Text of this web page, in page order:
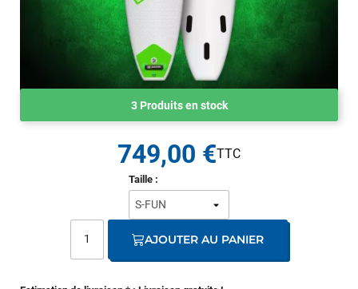
3 Produits en stock
Taille :
749,00 €
AJOUTER AU PANIER